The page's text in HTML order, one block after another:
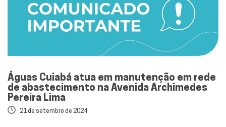
Águas Cuiabá atua em manutenção em rede
de abastecimento na Avenida Archimedes
Pereira Lima
21 de setembro de 2024